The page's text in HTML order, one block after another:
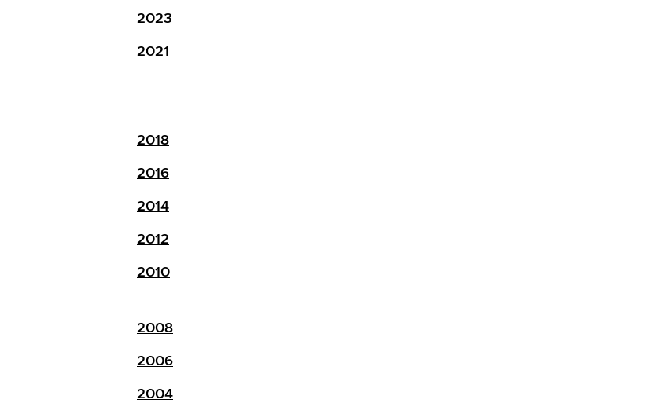
2023
2021
2018
2016
2014
2012
2010
2008
2006
2004